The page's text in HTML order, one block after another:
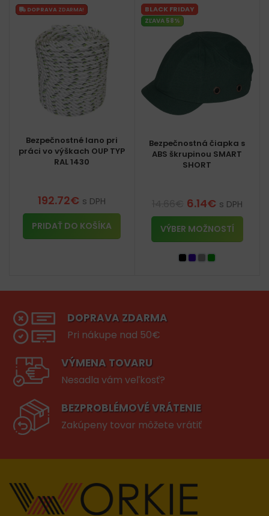
DOPRAVA ZDARMA!
Bezpečnostné lano pri
práci vo výškach OUP TYP
RAL 1430
192.72€ s DPH
PRIDAŤ DO KOŠÍKA
BLACK FRIDAY
ZĽAVA 58%
Bezpečnostná čiapka s
ABS škrupinou SMART
SHORT
6.14€ s DPH
VÝBER MOŽNOSTÍ
DOPRAVA ZDARMA
Pri nákupe nad 50€
VÝMENA TOVARU
Nesadla vám veľkosť?
BEZPROBLÉMOVÉ VRÁTENIE
Zakúpeny tovar môžete vrátiť